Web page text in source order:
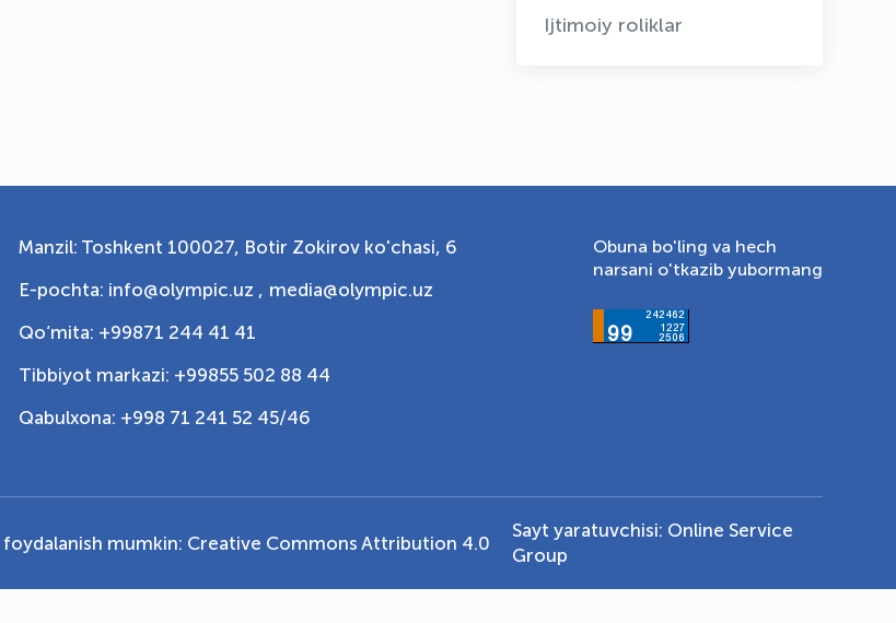
Ijtimoiy roliklar
Manzil: Toshkent 100027, Botir Zokirov ko'chasi, 6
E-pochta: info@olympic.uz , media@olympic.uz
Qo‘mita: +99871 244 41 41
Tibbiyot markazi: +99855 502 88 44
Qabulxona: +998 71 241 52 45/46
Obuna bo'ling va hech
narsani o'tkazib yubormang
mumkin: Creative Commons Attribution 4.0
Sayt yaratuvchisi: Online Service
Group
OLYMPCHIK AI - yordamchi